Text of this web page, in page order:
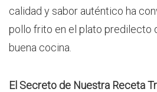
calidad y sabor auténtico ha
pollo frito en el plato predilecto
buena cocina.
El Secreto de Nuestra Receta